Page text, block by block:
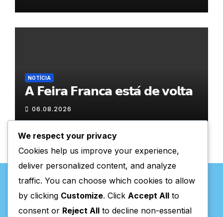
NOTÍCIA
𝗔 𝗙𝗲𝗶𝗿𝗮 𝗙𝗿𝗮𝗻𝗰𝗮 𝗲𝘀𝘁𝗮́ 𝗱𝗲 𝘃𝗼𝗹𝘁𝗮
06.08.2026
We respect your privacy
Cookies help us improve your experience,
deliver personalized content, and analyze
traffic. You can choose which cookies to allow
by clicking Customize. Click Accept All to
consent or Reject All to decline non-essential